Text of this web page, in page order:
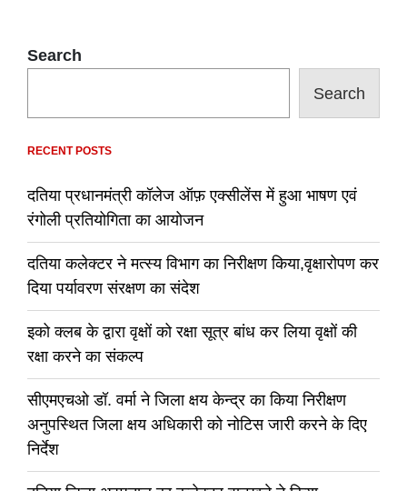
Search
Search
RECENT POSTS
दतिया प्रधानमंत्री कॉलेज ऑफ़ एक्सीलेंस में हुआ भाषण एवं
रंगोली प्रतियोगिता का आयोजन
दतिया कलेक्टर ने मत्स्य विभाग का निरीक्षण किया,वृक्षारोपण कर
दिया पर्यावरण संरक्षण का संदेश
इको क्लब के द्वारा वृक्षों को रक्षा सूत्र बांध कर लिया वृक्षों की
रक्षा करने का संकल्प
सीएमएचओ डॉ. वर्मा ने जिला क्षय केन्द्र का किया निरीक्षण
अनुपस्थित जिला क्षय अधिकारी को नोटिस जारी करने के दिए
निर्देश